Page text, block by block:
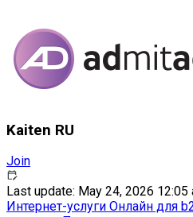
Kaiten RU
Join
Last update: May 24, 2026 12:05
Интернет-услуги Онлайн для